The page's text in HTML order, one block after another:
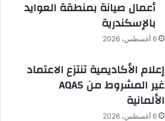
أعمال صيانة بمنطقة العوايد
بالإسكندرية
6 أغسطس، 2026
إعلام الأكاديمية تنتزع الاعتماد
غير المشروط من AQAS
الألمانية
6 أغسطس، 2026